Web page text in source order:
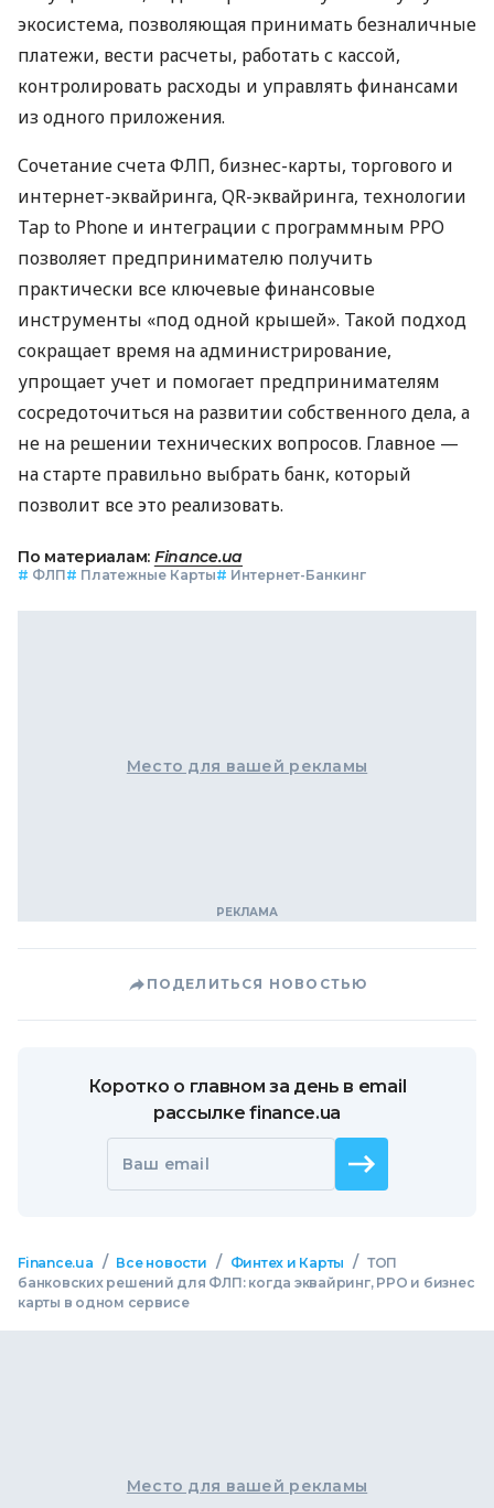
экосистема, позволяющая принимать безналичные
платежи, вести расчеты, работать с кассой,
контролировать расходы и управлять финансами
из одного приложения.
Сочетание счета ФЛП, бизнес-карты, торгового и
интернет-эквайринга, QR-эквайринга, технологии
Tap to Phone и интеграции с программным РРО
позволяет предпринимателю получить
практически все ключевые финансовые
инструменты «под одной крышей». Такой подход
сокращает время на администрирование,
упрощает учет и помогает предпринимателям
сосредоточиться на развитии собственного дела, а
не на решении технических вопросов. Главное —
на старте правильно выбрать банк, который
позволит все это реализовать.
По материалам: Finance.ua
# ФЛП# Платежные Карты# Интернет-Банкинг
Место для вашей рекламы
ПОДЕЛИТЬСЯ НОВОСТЬЮ
Коротко о главном за день в email
рассылке finance.ua
Ваш email
Finance.ua / Все новости / Финтех и Карты / ТОП
банковских решений для ФЛП: когда эквайринг, РРО и бизнес
карты в одном сервисе
Место для вашей рекламы